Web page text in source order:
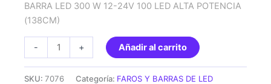
BARRA LED 300 W 12-24V 100 LED ALTA POTENCIA
(138CM)
-
LED
+ Añadir al carrito
SKU: 7076 Categoría: FAROS Y BARRAS DE LED